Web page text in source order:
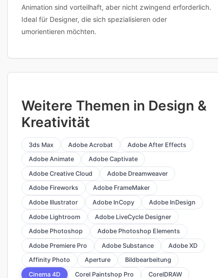
Animation sind vorteilhaft, aber nicht zwingend erforderlich.
Ideal für Designer, die sich spezialisieren oder
umorientieren möchten.
Weitere Themen in Design &
Kreativität
3ds Max Adobe Acrobat
Adobe After Effects
Adobe Animate
Adobe Captivate
Adobe Creative Cloud
Adobe Dreamweaver
Adobe Fireworks
Adobe FrameMaker
Adobe Illustrator
Adobe InCopy
Adobe InDesign
Adobe Lightroom
Adobe LiveCycle Designer
Adobe Photoshop
Adobe Photoshop Elements
Adobe Premiere Pro
Adobe Substance
Adobe XD
Affinity Photo
Aperture
Bildbearbeitung
Cinema 4D
Corel Paintshop Pro
CorelDRAW